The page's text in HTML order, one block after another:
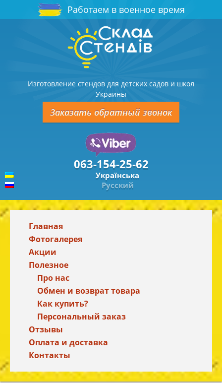
Работаем в военное время
Изготовление стендов для детских садов и школ
Украины
Заказать обратный звонок
063-154-25-62
Українська
Русский
Главная
Фотогалерея
Акции
Полезное
Про нас
Обмен и возврат товара
Как купить?
Персональный заказ
Отзывы
Оплата и доставка
Контакты